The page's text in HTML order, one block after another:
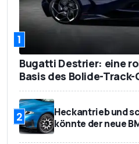
1
Bugatti Destrier: eine
Basis des Bolide-Track-
2
Heckantrieb und
könnte der neue